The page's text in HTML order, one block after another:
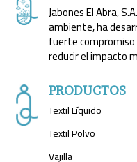
Jabones El Abra,
ambiente, ha
fuerte
reducir el impacto
PRODUCTOS
Textil Líquido
Textil Polvo
Vajilla